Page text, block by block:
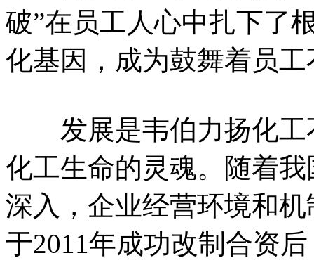
破”在员工人心中扎下了
化基因，成为鼓舞着员
发展是韦伯力扬化工
化工生命的灵魂。随着
深入，企业经营环境和
于2011年成功改制合资